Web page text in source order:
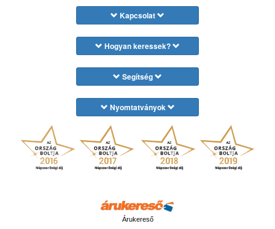
Kapcsolat
Hogyan keressek?
Segítség
Nyomtatványok
Árukereső